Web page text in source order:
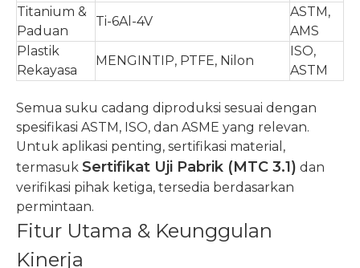
Titanium &
Paduan
Ti-6Al-4V
ASTM,
AMS
Plastik
Rekayasa
MENGINTIP, PTFE, Nilon
ISO,
ASTM
Semua suku cadang diproduksi sesuai dengan
spesifikasi ASTM, ISO, dan ASME yang relevan.
Untuk aplikasi penting, sertifikasi material,
termasuk Sertifikat Uji Pabrik (MTC 3.1) dan
verifikasi pihak ketiga, tersedia berdasarkan
permintaan.
Fitur Utama & Keunggulan
Kinerja